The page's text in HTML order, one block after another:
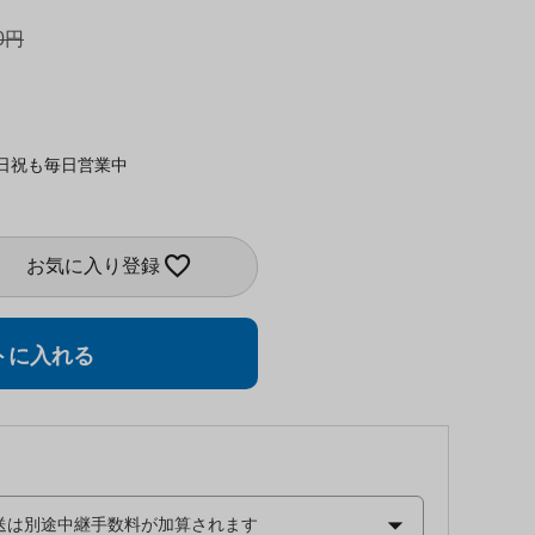
祝も毎日営業中
お気に入り登録
に入れる